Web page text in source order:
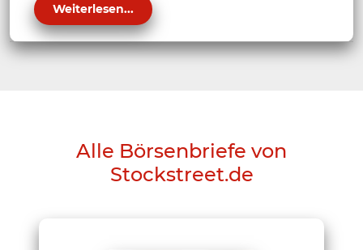
Weiterlesen...
Alle Börsenbriefe von
Stockstreet.de